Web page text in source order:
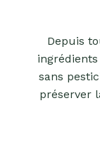
Depuis
sans
préserver